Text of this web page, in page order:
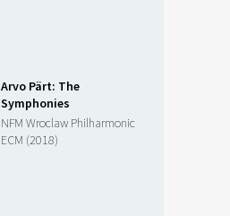
Arvo Pärt: The
Symphonies
NFM Wroclaw Philharmonic
ECM (2018)